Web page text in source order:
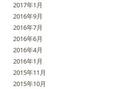
2017年1月
2016年9月
2016年7月
2016年6月
2016年4月
2016年1月
2015年11月
2015年10月